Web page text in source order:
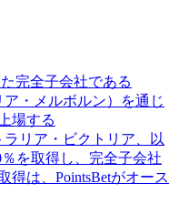
完全子会社である
・メルボルン）を通じ
場する
ラリア・ビクトリア、以
を取得し、完全子会社
得は、PointsBetがオース